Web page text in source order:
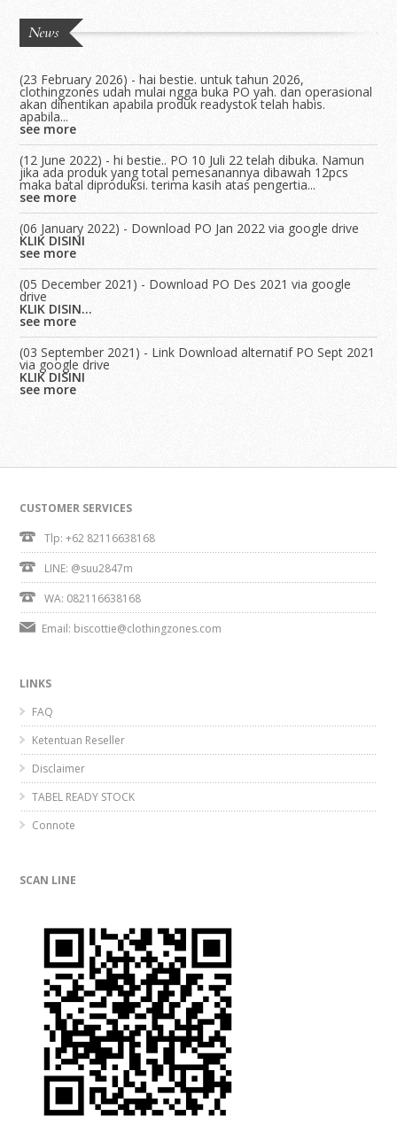
News
(23 February 2026) - hai bestie. untuk tahun 2026,
clothingzones udah mulai ngga buka PO yah. dan operasional
akan dihentikan apabila produk readystok telah habis.
apabila...
see more
(12 June 2022) - hi bestie.. PO 10 Juli 22 telah dibuka. Namun
jika ada produk yang total pemesanannya dibawah 12pcs
maka batal diproduksi. terima kasih atas pengertia...
see more
(06 January 2022) - Download PO Jan 2022 via google drive
KLIK DISINI
see more
(05 December 2021) - Download PO Des 2021 via google
drive
KLIK DISIN...
see more
(03 September 2021) - Link Download alternatif PO Sept 2021
via google drive
KLIK DISINI
see more
CUSTOMER SERVICES
Tlp: +62 82116638168
LINE: @suu2847m
WA: 082116638168
Email: biscottie@clothingzones.com
LINKS
FAQ
Ketentuan Reseller
Disclaimer
TABEL READY STOCK
Connote
SCAN LINE